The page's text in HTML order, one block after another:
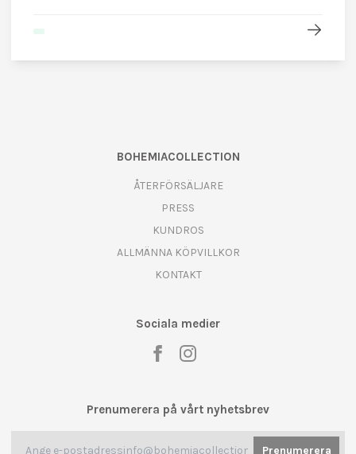
BOHEMIACOLLECTION
ÅTERFÖRSÄLJARE
PRESS
KUNDROS
ALLMÄNNA KÖPVILLKOR
KONTAKT
Sociala medier
Prenumerera på vårt nyhetsbrev
Prenumerera